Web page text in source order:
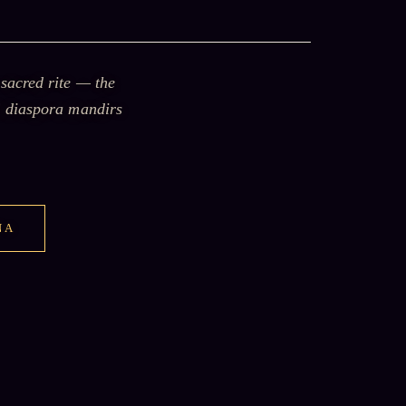
sacred rite — the
diaspora mandirs